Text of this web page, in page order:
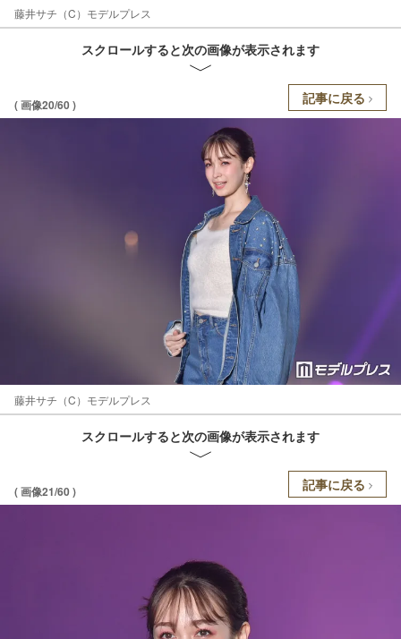
藤井サチ（C）モデルプレス
スクロールすると次の画像が表示されます
( 画像20/60 ) 記事に戻る
藤井サチ（C）モデルプレス
スクロールすると次の画像が表示されます
( 画像21/60 ) 記事に戻る